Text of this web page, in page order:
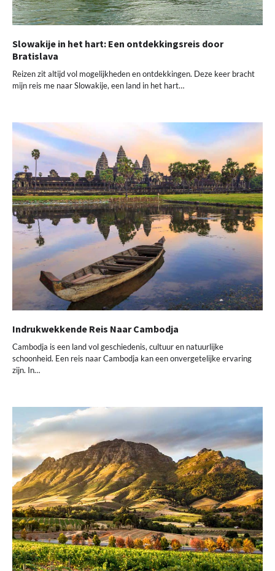
Slowakije in het hart: Een ontdekkingsreis door
Bratislava
Reizen zit altijd vol mogelijkheden en ontdekkingen. Deze keer bracht
mijn reis me naar Slowakije, een land in het hart…
Indrukwekkende Reis Naar Cambodja
Cambodja is een land vol geschiedenis, cultuur en natuurlijke
schoonheid. Een reis naar Cambodja kan een onvergetelijke ervaring
zijn. In…